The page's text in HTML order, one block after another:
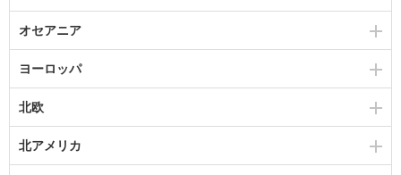
オセアニア
ヨーロッパ
北欧
北アメリカ